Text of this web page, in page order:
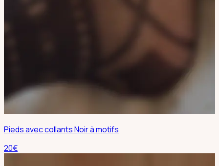
Pieds avec collants Noir à motifs
20€